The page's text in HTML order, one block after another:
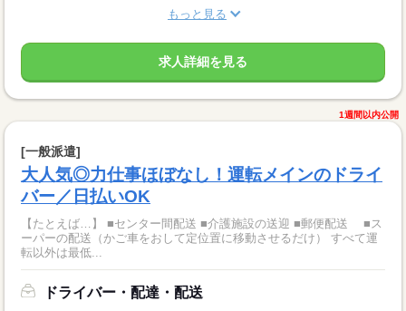
もっと見る
求人詳細を見る
1週間以内公開
[一般派遣]
大人気◎力仕事ほぼなし！運転メインのドライ
バー／日払いOK
【たとえば…】 ■センター間配送 ■介護施設の送迎 ■郵便配送 ■ス
ーパーの配送（かご車をおして定位置に移動させるだけ） すべて運
転以外は最低...
ドライバー・配達・配送